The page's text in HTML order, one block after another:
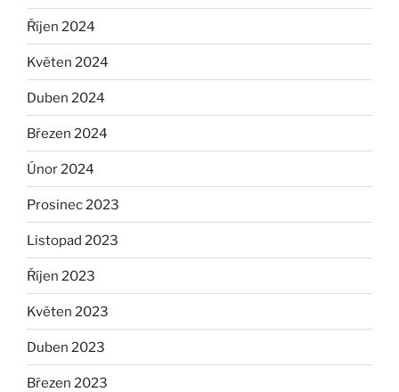
Říjen 2024
Květen 2024
Duben 2024
Březen 2024
Únor 2024
Prosinec 2023
Listopad 2023
Říjen 2023
Květen 2023
Duben 2023
Březen 2023